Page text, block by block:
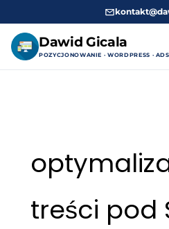
Dawid Gicala
POZYCJONOWANIE · WORDPRESS · ADS
treści pod